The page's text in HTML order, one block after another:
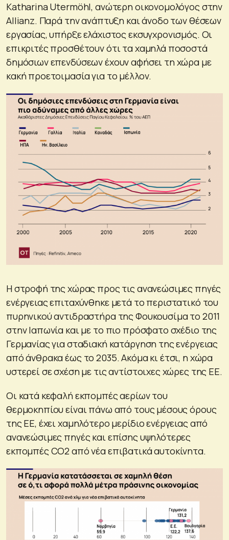
Katharina Utermöhl, ανώτερη οικονομολόγος στην
Allianz. Παρά την ανάπτυξη και άνοδο των θέσεων
εργασίας, υπήρξε ελάχιστος εκσυγχρονισμός. Οι
επικριτές προσθέτουν ότι τα χαμηλά ποσοστά
δημόσιων επενδύσεων έχουν αφήσει τη χώρα με
κακή προετοιμασία για το μέλλον.
Η στροφή της χώρας προς τις ανανεώσιμες πηγές
ενέργειας επιταχύνθηκε μετά το περιστατικό του
πυρηνικού αντιδραστήρα της Φουκουσίμα το 2011
στην Ιαπωνία και με το πιο πρόσφατο σχέδιο της
Γερμανίας για σταδιακή κατάργηση της ενέργειας
από άνθρακα έως το 2035. Ακόμα κι έτσι, η χώρα
υστερεί σε σχέση με τις αντίστοιχες χώρες της ΕΕ.
Οι κατά κεφαλή εκπομπές αερίων του
θερμοκηπίου είναι πάνω από τους μέσους όρους
της ΕΕ, έχει χαμηλότερο μερίδιο ενέργειας από
ανανεώσιμες πηγές και επίσης υψηλότερες
εκπομπές CO2 από νέα επιβατικά αυτοκίνητα.